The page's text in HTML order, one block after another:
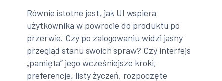
Równie istotne jest, jak UI wspiera
użytkownika w powrocie do produktu po
przerwie. Czy po zalogowaniu widzi jasny
przegląd stanu swoich spraw? Czy interfejs
„pamięta” jego wcześniejsze kroki,
preferencje, listy życzeń, rozpoczęte